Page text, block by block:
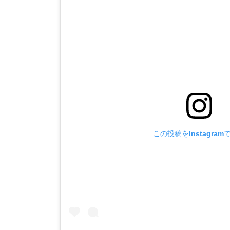
この投稿をInstagram